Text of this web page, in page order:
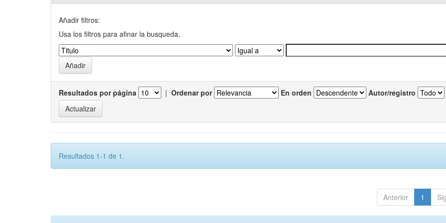
Añadir filtros:
Usa los filtros para afinar la busqueda.
Resultados por página | Ordenar por En orden Autor/registro
Resultados 1-1 de 1.
Anterior 1